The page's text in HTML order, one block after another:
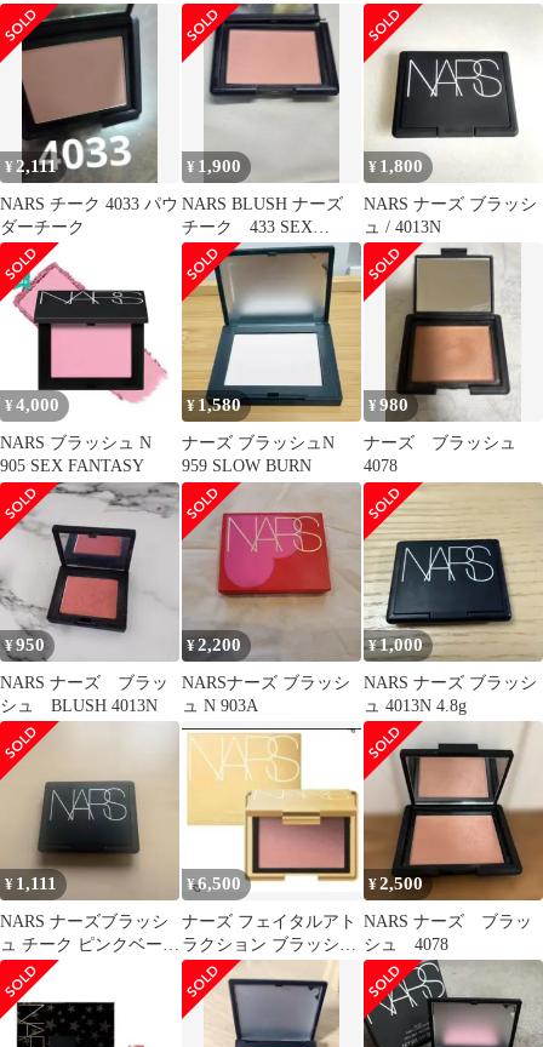
ソフトピーチ
¥ 2,111
NARS チーク 4033 パウ
ダーチーク
¥ 1,900
NARS BLUSH ナーズ
チーク 433 SEX
APPEAL マット
¥ 1,800
NARS ナーズ ブラッシ
ュ / 4013N
¥ 4,000
NARS ブラッシュ N
905 SEX FANTASY
¥ 1,580
ナーズ ブラッシュN
959 SLOW BURN
¥980
ナーズ ブラッシュ
4078
¥950
NARS ナーズ ブラッ
シュ BLUSH 4013N
¥2,200
NARSナーズ ブラッシ
ュ N 903A
¥1,000
NARS ナーズ ブラッシ
ュ 4013N 4.8g
¥ 1,111
NARS ナーズブラッシ
ュ チーク ピンクベージ
ュ 4016N
¥6,500
ナーズ フェイタルアト
ラクション ブラッシュ
03586 SEX APPEAL
¥2,500
NARS ナーズ ブラッ
シュ 4078